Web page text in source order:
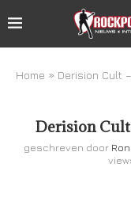
Home » Derision Cult
Derision Cult
geschreven door